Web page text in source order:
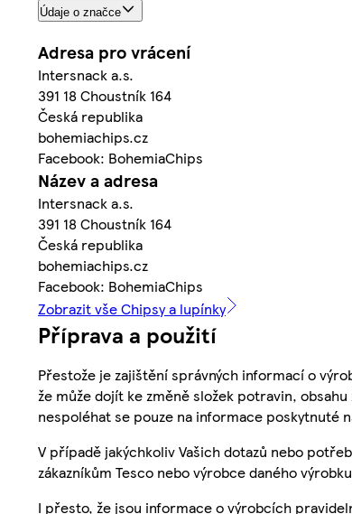
Údaje o značce
Adresa pro vrácení
Intersnack a.s.
391 18 Choustník 164
Česká republika
bohemiachips.cz
Facebook: BohemiaChips
Název a adresa
Intersnack a.s.
391 18 Choustník 164
Česká republika
bohemiachips.cz
Facebook: BohemiaChips
Zobrazit vše Chipsy a lupínky
Příprava a použití
Přestože je zajištění správných informací o
že může dojít ke změně složek potravin,
nespoléhat se pouze na informace poskytnuté
V případě jakýchkoliv Vašich dotazů nebo
zákazníkům Tesco nebo výrobce daného
I přesto, že jsou informace o výrobcích